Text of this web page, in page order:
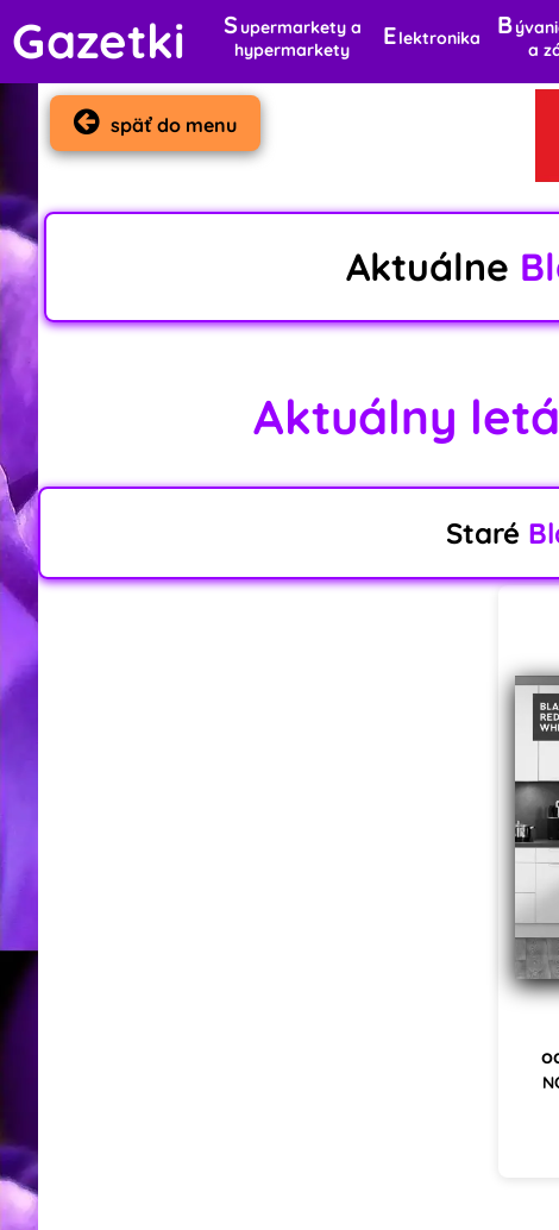
Gazetki Supermarkety a
hypermarkety
Elektronika B
a
späť do menu
Aktuálne
Aktuálny
Staré